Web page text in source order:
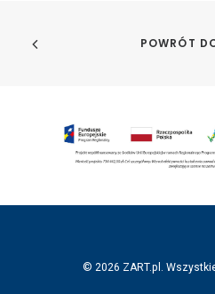
POWRÓT
© 2026 ZART.pl.